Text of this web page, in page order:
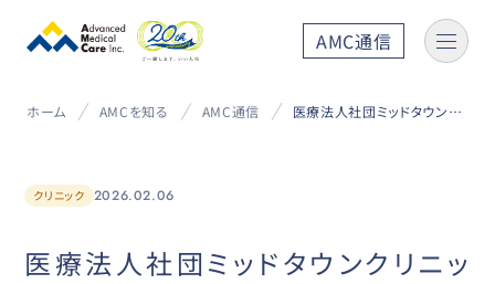
AMC通信
ホーム AMCを知る AMC通信 医療法人社団ミッドタウンクリニック 救護所開設訓練を実施
クリニック 2026.02.06
医療法人社団ミッドタウンクリニッ